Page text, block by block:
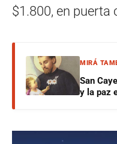
$1.800, en puerta
MIRÁ
San
y la paz